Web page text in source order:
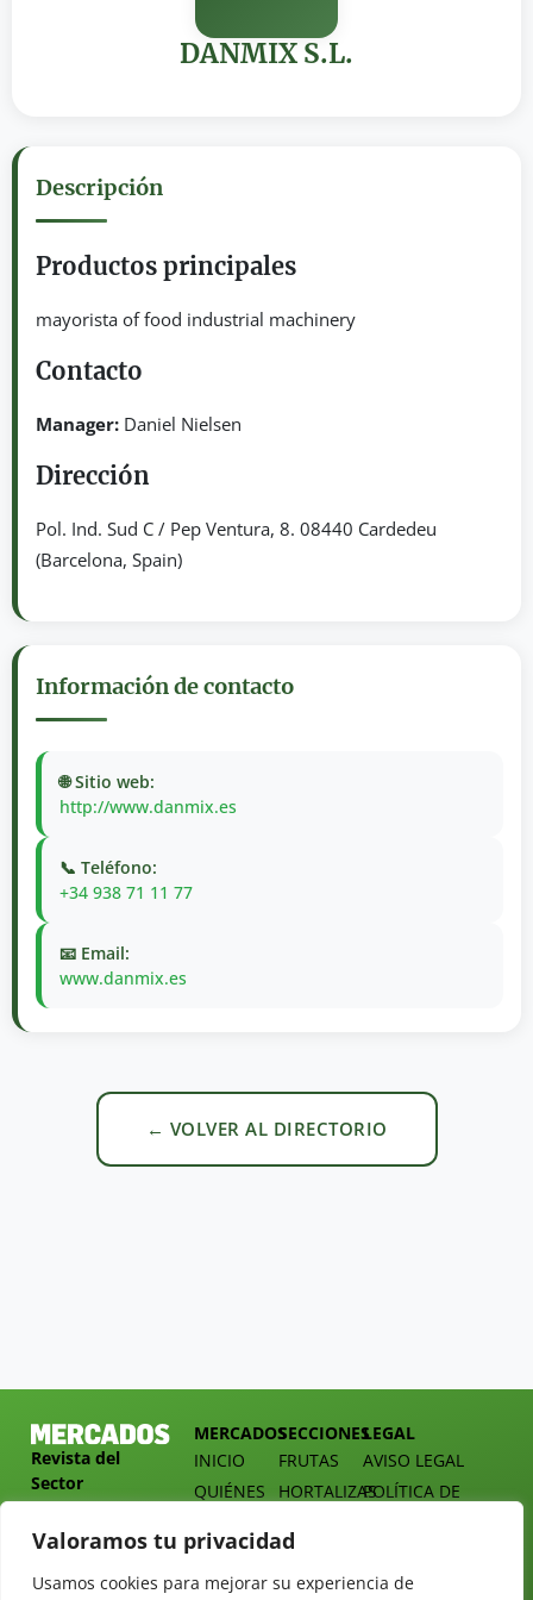
Valoramos tu privacidad
Usamos cookies para mejorar su experiencia de
DANMIX S.L.
Descripción
Productos principales
mayorista of food industrial machinery
Contacto
Manager: Daniel Nielsen
Dirección
Pol. Ind. Sud C / Pep Ventura, 8. 08440 Cardedeu
(Barcelona, Spain)
Información de contacto
🌐 Sitio web:
http://www.danmix.es
📞 Teléfono:
+34 938 71 11 77
📧 Email:
www.danmix.es
← VOLVER AL DIRECTORIO
Revista del
Sector
Hortofrutícola
Presidente
MERCADOS
INICIO
QUIÉNES
DOSSIER
TARIFAS
SECCIONES
FRUTAS
HORTALIZAS
MERCADOS
ALIMENTACIÓN
LEGAL
AVISO LEGAL
POLÍTICA DE